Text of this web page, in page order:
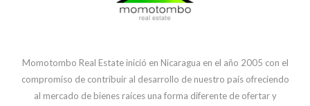
Momotombo Real Estate inició en Nicaragua en el año 2005 con el
compromiso de contribuir al desarrollo de nuestro país ofreciendo
al mercado de bienes raíces una forma diferente de ofertar y